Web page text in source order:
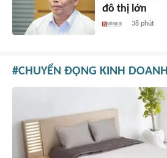
đô thị lớn
38 phút
CHUYỂN ĐỘNG KINH DOANH